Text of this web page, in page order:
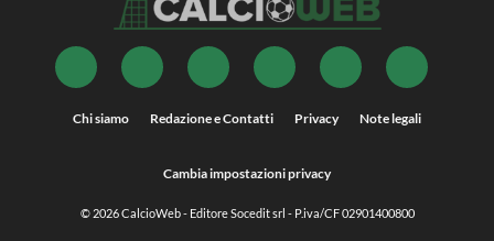
Chi siamo Redazione e Contatti Privacy Note legali
Cambia impostazioni privacy
© 2026CalcioWeb- Editore Socedit srl - P.iva/CF 02901400800